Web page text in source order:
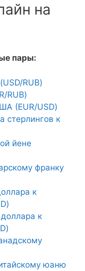
на
пары:
RUB)
RUB)
(EUR/USD)
стерлингов к
йене
франку
к
к
юаню